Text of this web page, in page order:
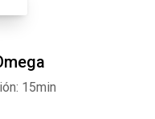
15min